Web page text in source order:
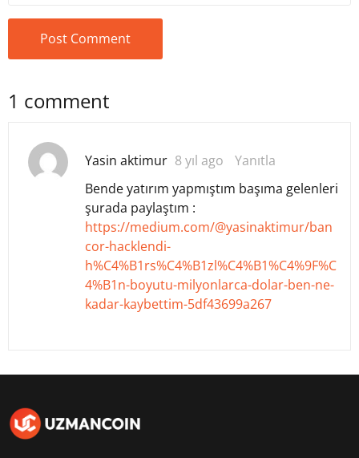
1 comment
Yasin aktimur 8 yıl ago
Yanıtla
Bende yatırım yapmıştım başıma gelenleri
şurada paylaştım :
https://medium.com/@yasinaktimur/ban
cor-hacklendi-
h%C4%B1rs%C4%B1zl%C4%B1%C4%9F%C
4%B1n-boyutu-milyonlarca-dolar-ben-ne-
kadar-kaybettim-5df43699a267